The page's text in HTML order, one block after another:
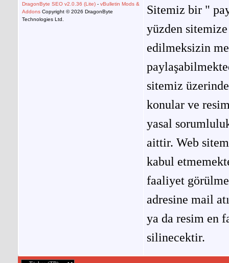
DragonByte SEO v2.0.36 (Lite) - vBulletin Mods &
Addons Copyright © 2026 DragonByte
Technologies Ltd.
Sitemiz bir "
yüzden
edilmeksizin
sitemiz
konular ve
yasal
aittir. Web
kabul
faaliyet
adresine mail
ya da resim en
silinecektir.